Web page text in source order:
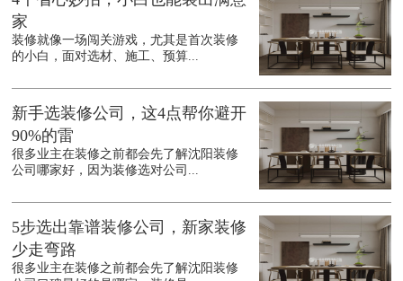
家
装修就像一场闯关游戏，尤其是首次装修
的小白，面对选材、施工、预算...
新手选装修公司，这4点帮你避开
90%的雷
很多业主在装修之前都会先了解沈阳装修
公司哪家好，因为装修选对公司...
5步选出靠谱装修公司，新家装修
少走弯路
很多业主在装修之前都会先了解沈阳装修